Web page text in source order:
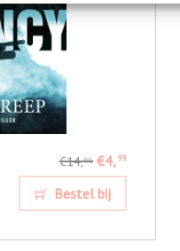
€14,99 €4,99
Bestel bij